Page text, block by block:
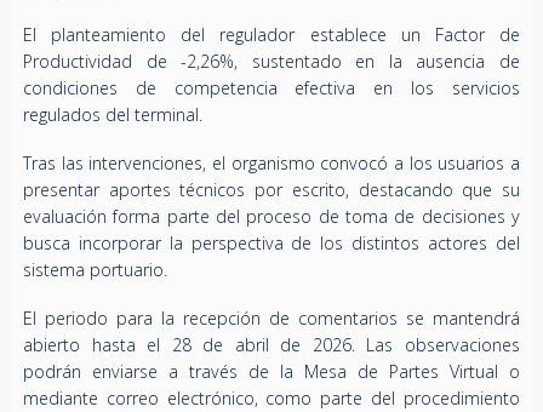
El planteamiento del regulador establece un Factor de
Productividad de -2,26%, sustentado en la ausencia de
condiciones de competencia efectiva en los servicios
regulados del terminal.
Tras las intervenciones, el organismo convocó a los usuarios a
presentar aportes técnicos por escrito, destacando que su
evaluación forma parte del proceso de toma de decisiones y
busca incorporar la perspectiva de los distintos actores del
sistema portuario.
El periodo para la recepción de comentarios se mantendrá
abierto hasta el 28 de abril de 2026. Las observaciones
podrán enviarse a través de la Mesa de Partes Virtual o
mediante correo electrónico, como parte del procedimiento